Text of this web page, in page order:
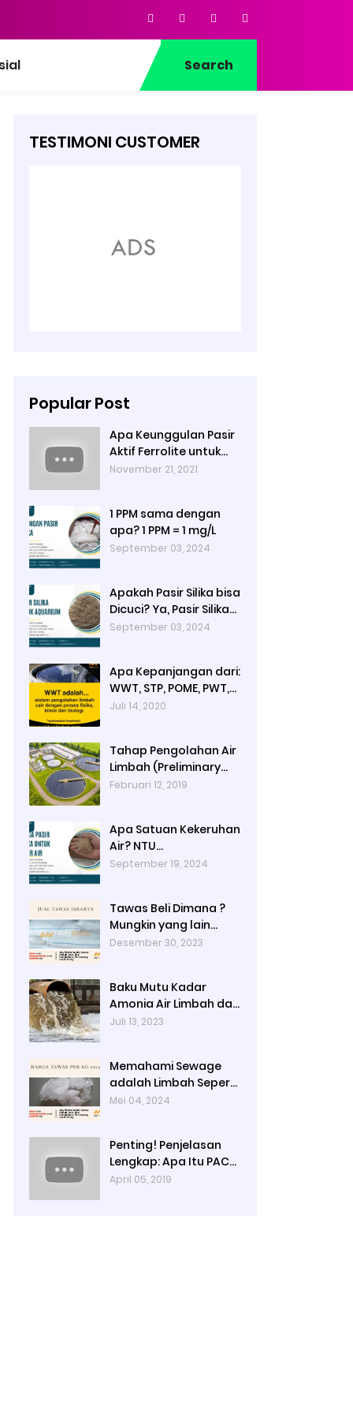
Search
TESTIMONI CUSTOMER
Popular Post
Apa Keunggulan Pasir
Aktif Ferrolite untuk
Filter Air? Jenis Pasir
November 21, 2021
1 PPM sama dengan
apa? 1 PPM = 1 mg/L
September 03, 2024
Apakah Pasir Silika bisa
Dicuci? Ya, Pasir Silika
untuk Filter Air Bisa
September 03, 2024
Apa Kepanjangan dari:
WWT, STP, POME, PWT,
dan ETP (Pengolahan
Juli 14, 2020
Tahap Pengolahan Air
Limbah (Preliminary
Treatment, Primer
Treatment, Final
Treatment)
Februari 12, 2019
Apa Satuan Kekeruhan
Air? NTU
(Nephelometric
September 19, 2024
Tawas Beli Dimana ?
Mungkin yang lain
banyak, Tapi yang
Desember 30, 2023
Baku Mutu Kadar
Amonia Air Limbah dan
Cara Mengukurnya
Juli 13, 2023
Memahami Sewage
adalah Limbah Seperti
Feses atau Air Kotor
Mei 04, 2024
Penting! Penjelasan
Lengkap: Apa Itu PAC?
PAC Penjernih Air
April 05, 2019